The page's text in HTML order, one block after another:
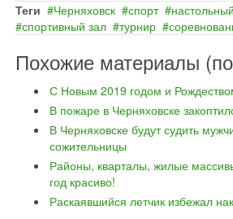
Теги
Черняховск спорт
спортивный зал
турнир
Похожие материалы (по
С Новым 2019 годом и
В пожаре в Черняховске
В Черняховске будут судить
сожительницы
Районы, кварталы, жилые
год красиво!
Раскаявшийся летчик избежал